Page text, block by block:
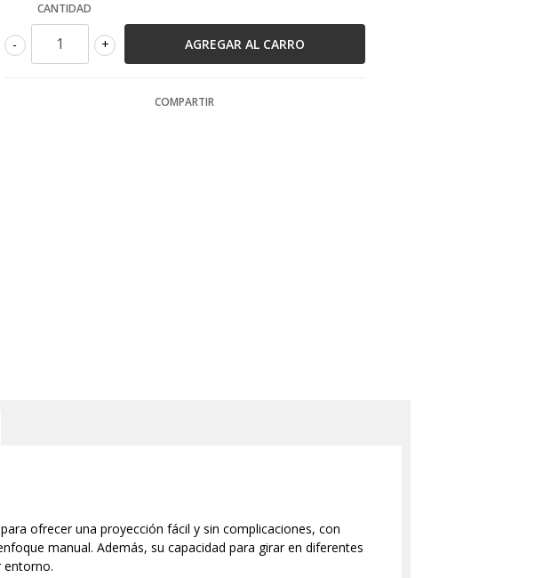
CANTIDAD
+
-
COMPARTIR
ofrecer una proyección fácil y sin complicaciones, con
manual. Además, su capacidad para girar en diferentes
entorno.